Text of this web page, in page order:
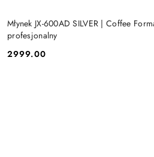
Młynek JX-600AD SILVER | Coffee
profesjonalny
Cena:
2999.00